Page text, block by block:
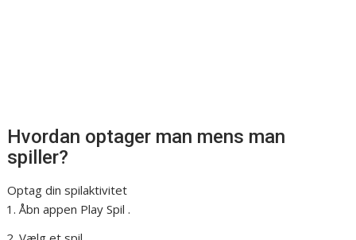
Hvordan optager man mens man
spiller?
Optag din spilaktivitet
Åbn appen Play Spil .